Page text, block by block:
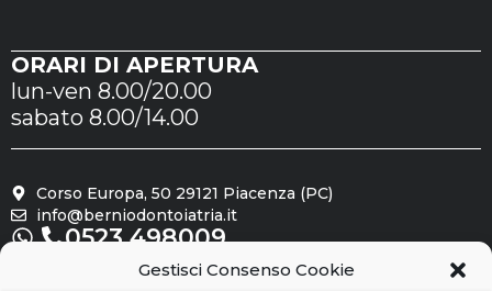
Gestisci Consenso Cookie
ORARI DI APERTURA
lun-ven 8.00/20.00
sabato 8.00/14.00
Corso Europa, 50 29121 Piacenza (PC)
info@berniodontoiatria.it
0523.498009